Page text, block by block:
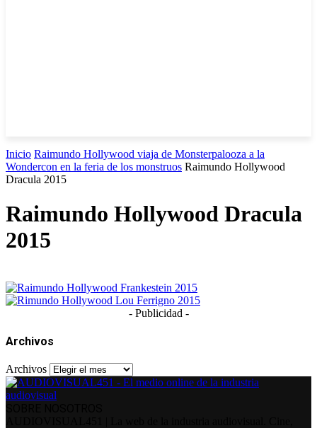
Inicio Raimundo Hollywood viaja de Monsterpalooza a la
Wondercon en la feria de los monstruos Raimundo Hollywood
Dracula 2015
Raimundo Hollywood Dracula
2015
- Publicidad -
Archivos
Archivos